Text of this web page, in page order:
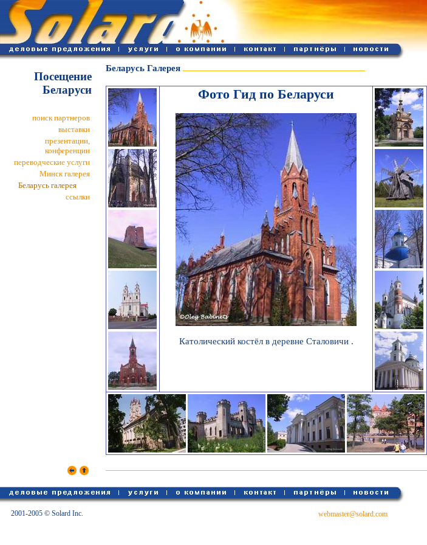
Посещение
Беларуси
поиск партнеров
выставки
презентации,
конференции
переводческие услуги
Минск галерея
Беларусь галерея
ссылки
Беларусь Галерея
Фото Гид по Беларуси
Католический костёл в деревне Сталовичи .
2001-2005 © Solard Inc. webmaster@solard.com